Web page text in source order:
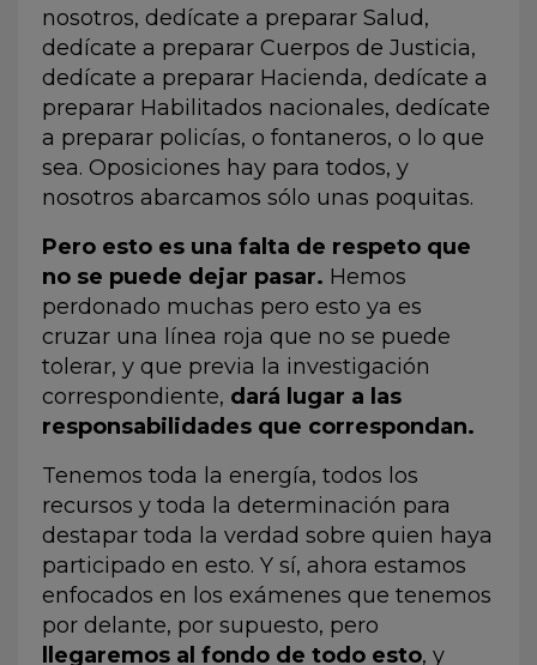
nosotros, dedícate a preparar Salud,
dedícate a preparar Cuerpos de Justicia,
dedícate a preparar Hacienda, dedícate a
preparar Habilitados nacionales, dedícate
a preparar policías, o fontaneros, o lo que
sea. Oposiciones hay para todos, y
nosotros abarcamos sólo unas poquitas.
Pero esto es una falta de respeto que
no se puede dejar pasar. Hemos
perdonado muchas pero esto ya es
cruzar una línea roja que no se puede
tolerar, y que previa la investigación
correspondiente, dará lugar a las
responsabilidades que correspondan.
Tenemos toda la energía, todos los
recursos y toda la determinación para
destapar toda la verdad sobre quien haya
participado en esto. Y sí, ahora estamos
enfocados en los exámenes que tenemos
por delante, por supuesto, pero
llegaremos al fondo de todo esto, y